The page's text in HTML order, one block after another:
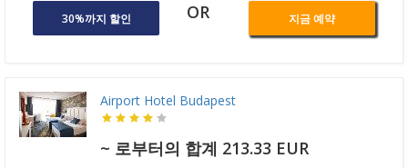
30%까지 할인 OR 지금 예약
Airport Hotel Budapest
~ 로부터의 합계 213.33 EUR